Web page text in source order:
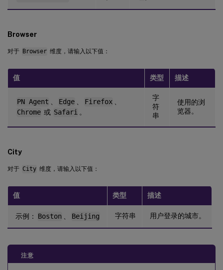
Browser
对于 Browser 维度，请输入以下值：
值 类型 描述
PN Agent 、 Edge 、 Firefox 、
Chrome 或 Safari 。
字
符
串
使用的浏
览器。
City
对于 City 维度，请输入以下值：
值 类型 描述
示例： Boston 、 Beijing 字符串 用户登录的城市。
注意